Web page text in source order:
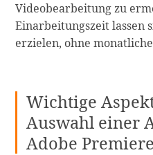
Videobearbeitung zu
Einarbeitungszeit lassen
erzielen, ohne
Wichtige
Auswahl einer
Adobe Premiere